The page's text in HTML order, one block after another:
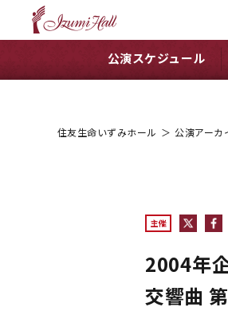
公演スケジュール
住友生命いずみホール ＞ 公演アーカ
主催
2004年
交響曲